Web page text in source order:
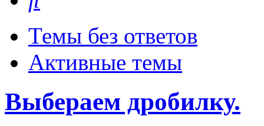
Темы без ответов
Активные темы
Выбераем дробилку.